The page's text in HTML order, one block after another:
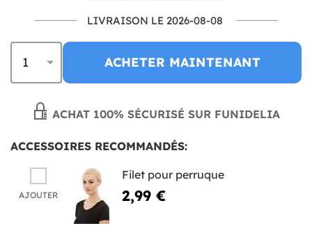
LIVRAISON LE 2026-08-08
ACHETER MAINTENANT
ACHAT 100% SÉCURISÉ SUR FUNIDELIA
ACCESSOIRES RECOMMANDÉS:
AJOUTER
Filet pour perruque
2,99 €